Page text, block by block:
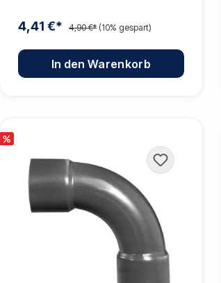
4,41 €* 4,90 €* (10% gespart)
In den Warenkorb
%